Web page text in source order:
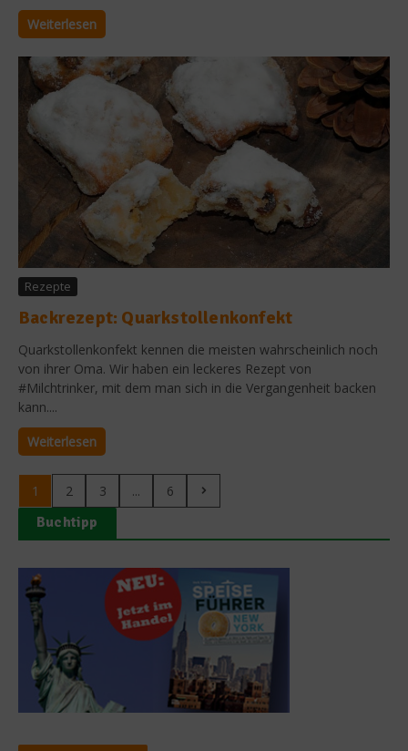
Weiterlesen
Rezepte
Backrezept: Quarkstollenkonfekt
Quarkstollenkonfekt kennen die meisten wahrscheinlich noch
von ihrer Oma. Wir haben ein leckeres Rezept von
#Milchtrinker, mit dem man sich in die Vergangenheit backen
kann....
Weiterlesen
1 2 3 ... 6
Buchtipp